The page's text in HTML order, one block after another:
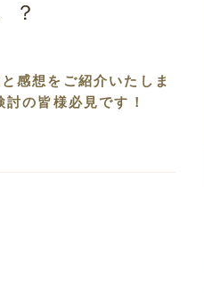
？
感想をご紹介いたしま
の皆様必見です！